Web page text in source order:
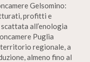
Gelsomino:
profitti e
all’enologia
Puglia
regionale, a
almeno fino al